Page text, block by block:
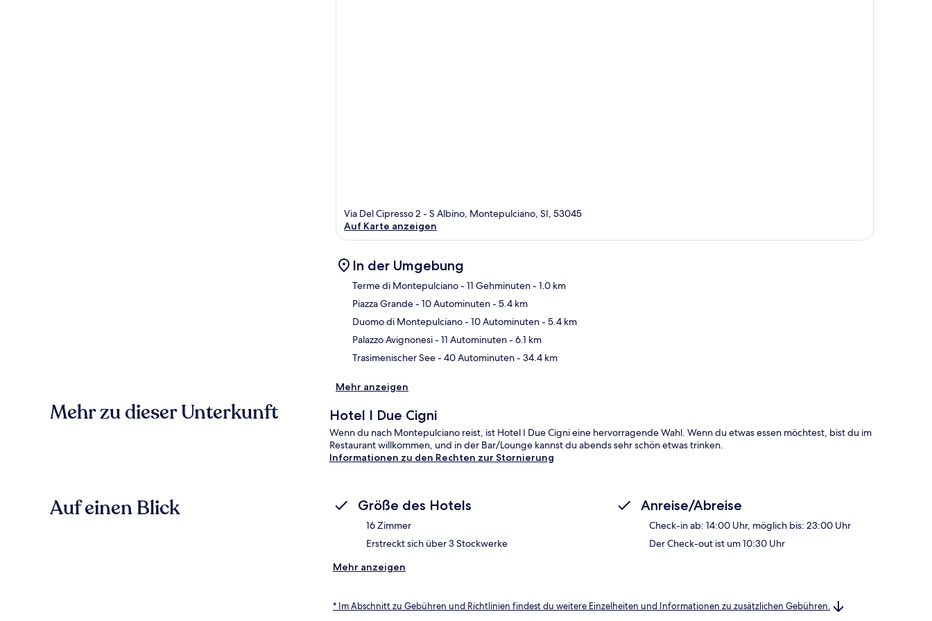
Via Del Cipresso 2 - S Albino, Montepulciano, SI, 53045
Auf Karte anzeigen
In der Umgebung
Terme di Montepulciano- 11 Gehminuten- 1.0 km
Piazza Grande- 10 Autominuten- 5.4 km
Duomo di Montepulciano- 10 Autominuten- 5.4 km
Palazzo Avignonesi- 11 Autominuten- 6.1 km
Trasimenischer See- 40 Autominuten- 34.4 km
Mehr anzeigen
Mehr zu dieser Unterkunft Hotel I Due Cigni
Wenn du nach Montepulciano reist, ist Hotel I Due Cigni eine hervorragende Wahl. Wenn du etwas essen möchtest, bist du im
Restaurant willkommen, und in der Bar/Lounge kannst du abends sehr schön etwas trinken.
Informationen zu den Rechten zur Stornierung
Auf einen Blick Größe des Hotels
16 Zimmer
Erstreckt sich über 3 Stockwerke
Anreise/Abreise
Check-in ab: 14:00 Uhr, möglich bis: 23:00 Uhr
Der Check-out ist um 10:30 Uhr
Mehr anzeigen
* Im Abschnitt zu Gebühren und Richtlinien findest du weitere Einzelheiten und Informationen zu zusätzlichen Gebühren.